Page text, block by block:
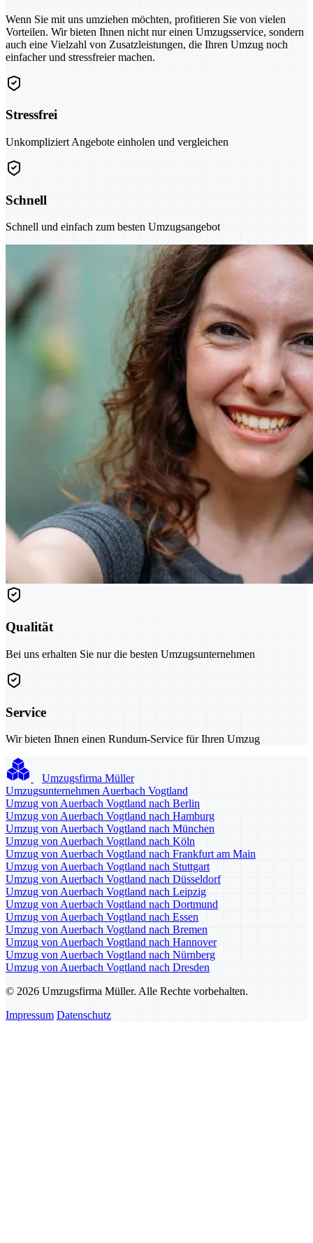
Wenn Sie mit uns umziehen möchten, profitieren Sie von vielen
Vorteilen. Wir bieten Ihnen nicht nur einen Umzugsservice, sondern
auch eine Vielzahl von Zusatzleistungen, die Ihren Umzug noch
einfacher und stressfreier machen.
Stressfrei
Unkompliziert Angebote einholen und vergleichen
Schnell
Schnell und einfach zum besten Umzugsangebot
Qualität
Bei uns erhalten Sie nur die besten Umzugsunternehmen
Service
Wir bieten Ihnen einen Rundum-Service für Ihren Umzug
Umzugsfirma Müller
Umzugsunternehmen Auerbach Vogtland
Umzug von Auerbach Vogtland nach Berlin
Umzug von Auerbach Vogtland nach Hamburg
Umzug von Auerbach Vogtland nach München
Umzug von Auerbach Vogtland nach Köln
Umzug von Auerbach Vogtland nach Frankfurt am Main
Umzug von Auerbach Vogtland nach Stuttgart
Umzug von Auerbach Vogtland nach Düsseldorf
Umzug von Auerbach Vogtland nach Leipzig
Umzug von Auerbach Vogtland nach Dortmund
Umzug von Auerbach Vogtland nach Essen
Umzug von Auerbach Vogtland nach Bremen
Umzug von Auerbach Vogtland nach Hannover
Umzug von Auerbach Vogtland nach Nürnberg
Umzug von Auerbach Vogtland nach Dresden
© 2026 Umzugsfirma Müller. Alle Rechte vorbehalten.
Impressum Datenschutz